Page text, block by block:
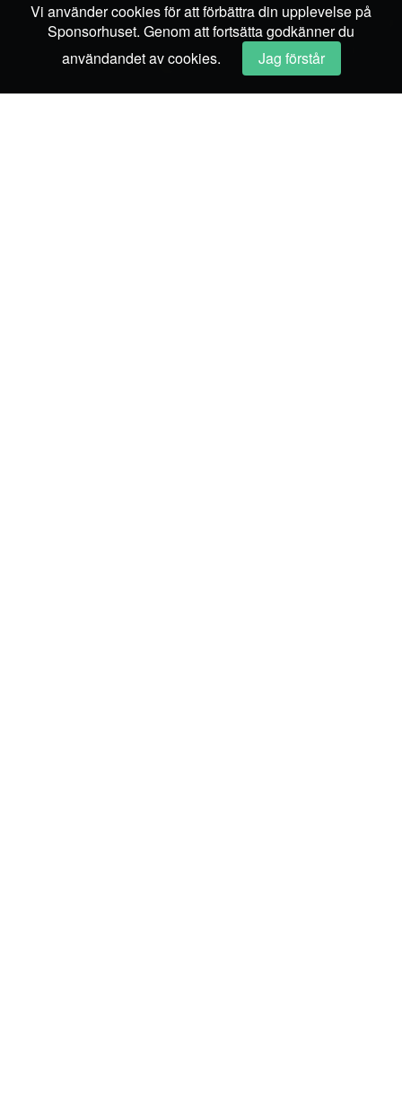
Vi använder cookies för att förbättra din upplevelse på
Sponsorhuset. Genom att fortsätta godkänner du
användandet av cookies.
Jag förstår